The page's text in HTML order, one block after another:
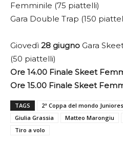
Femminile (75 piattelli)
Gara Double Trap (150
Giovedì 28 giugno Gara
(50 piattelli)
Ore 14.00 Finale Skeet
Ore 15.00 Finale Skeet
TAGS 2ª Coppa del mondo Juniores
Giulia Grassia
Matteo Marongiu
Tiro a volo